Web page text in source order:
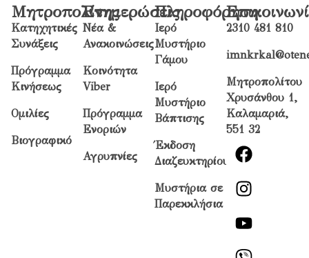
Μητροπολίτης
Κατηχητικές
Συνάξεις
Πρόγραμμα
Κινήσεως
Ομιλίες
Βιογραφικό
Ενημερώσεις
Νέα &
Ανακοινώσεις
Κοινότητα
Viber
Πρόγραμμα
Ενοριών
Αγρυπνίες
Πληροφόρηση
Ιερό
Μυστήριο
Γάμου
Ιερό
Μυστήριο
Βάπτισης
Έκδοση
Διαζευκτηρίου
Μυστήρια σε
Παρεκκλήσια
2310 481 810
Μητροπολίτου
Χρυσάνθου 1,
Καλαμαριά,
551 32